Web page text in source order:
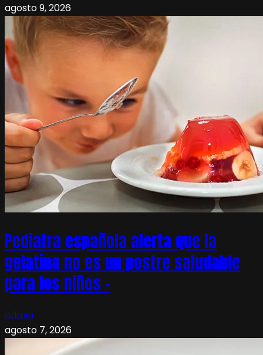
agosto 9, 2026
Pediatra española alerta que la
gelatina no es un postre saludable
para los niños –
admin
agosto 7, 2026